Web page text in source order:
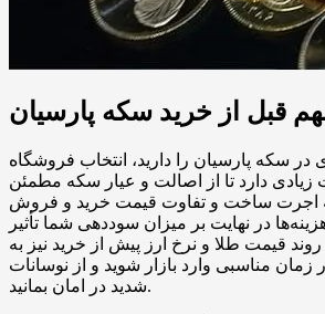
قبل از خرید سکه پارسیان
در سکه پارسیان را دارید، انتخاب فروشگاه
زیادی دارد تا از اصالت و عیار سکه مطمئن
به اجرت ساخت و تفاوت قیمت خرید و فروش
در نهایت بر میزان سوددهی شما تأثیر
قیمت طلا و نرخ ارز پیش از خرید نیز به
مناسبی وارد بازار شوید و از نوسانات
شدید در امان بمانید.